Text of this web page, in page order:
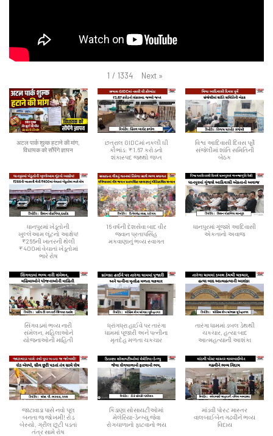
1 / 1334 Next »
अटल पार्क शुल्क हटाने की मांग,
विधायक को सौंपेंगे ज्ञापन
છત્રાલ GIDCમાં નકલી ઘી
કૌભાંડ: ₹1.67 કરોડનો
શંકાસ્પદ જથ્થો જપ્ત
વિશ્વ આદિવાસી દિવસ પૂર્વે
સંજેલીમાં શાંતિ સમિતિની
બેઠક
ધાનપુરમાં ખેડૂતોની
ખુલ્લેઆમ લૂંટનો આક્ષેપ!
₹266ની ખાતરની થેલી
₹400માં વેચાતાં ખેડૂતોમાં
ભારે રોષ
16 વર્ષની દેશસેવા બાદ વીર
જવાન પ્રતાપસિંહ
મકવાણાનું ભવ્ય સ્વાગત
ધાનપુરમાં ગૂંજશે આદિવાસી
એકતાનો અવાજ
સિંગવડમાં ભવ્ય નારી
સંમેલન, મહિલાઓને
યોજનાઓની માહિતી
ધ્રાંગધ્રા હાઈવે પર તારંગા
ધામમાં પૂજારી અને પત્નીના
મૃતદેહ મળતા ચકચાર
તારંગા ધામમાં ડબલ ડેથથી
ચકચાર, હત્યા બાદ
આત્મહત્યાની આશંકા
જાટાવાડા પાસે નવો પૂલ
બનતા જ જોખમી! રોડ
બેસ્યો, ગ્રીલ છૂટી પડતાં
તંત્ર સામે રોષ
કિડાણા સોસાયટીઓમાં
મેલેરિયા-ડેન્ગ્યુ જેવા
રોગચાળાનો ફાટવાનો ભય
માંડવી પોસ્ટ માસ્તર
વાલબાઈબેન ગઢવીને ભવ્ય
વિદાય